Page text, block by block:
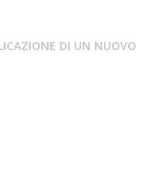
DI UN NUOVO